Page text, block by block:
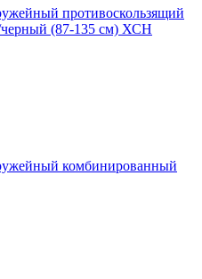
противоскользящий
(87-135 см) ХСН
комбинированный